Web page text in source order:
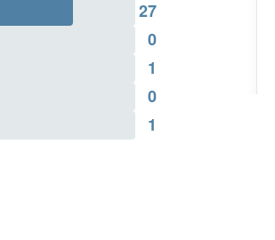
27
0
1
0
1